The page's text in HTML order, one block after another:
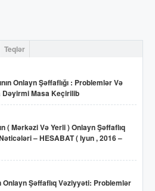
Teqlər
Onlayn Şəffaflığı : Problemlər Və
Masa Keçirilib
( Mərkəzi Və Yerli ) Onlayn Şəffaflıq
– HESABAT ( Iyun , 2016 –
Onlayn Şəffaflıq Vəziyyəti: Problemlər